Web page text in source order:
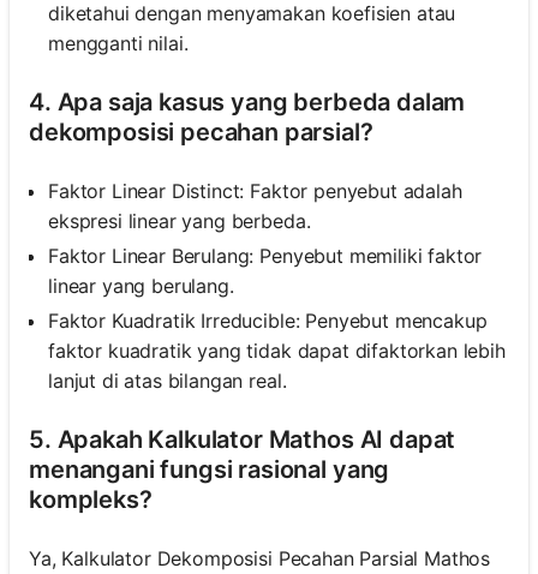
diketahui dengan menyamakan koefisien atau
mengganti nilai.
4. Apa saja kasus yang berbeda dalam
dekomposisi pecahan parsial?
Faktor Linear Distinct: Faktor penyebut adalah
ekspresi linear yang berbeda.
Faktor Linear Berulang: Penyebut memiliki faktor
linear yang berulang.
Faktor Kuadratik Irreducible: Penyebut mencakup
faktor kuadratik yang tidak dapat difaktorkan lebih
lanjut di atas bilangan real.
5. Apakah Kalkulator Mathos AI dapat
menangani fungsi rasional yang
kompleks?
Ya, Kalkulator Dekomposisi Pecahan Parsial Mathos